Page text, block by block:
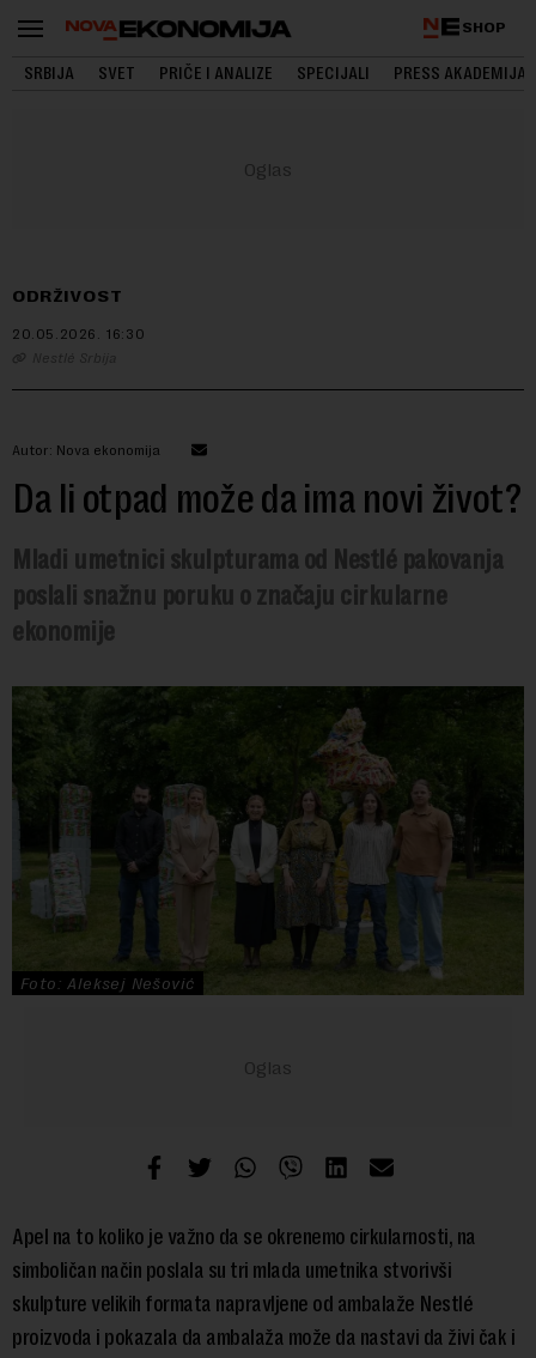
SHOP
SRBIJA SVET PRIČE I ANALIZE SPECIJALI PRESS AKADEMIJA
ODRŽIVOST
20.05.2026. 16:30
Nestlé Srbija
Autor: Nova ekonomija
Da li otpad može da ima novi život?
Mladi umetnici skulpturama od Nestlé pakovanja
poslali snažnu poruku o značaju cirkularne
ekonomije
Foto: Aleksej Nešović
Apel na to koliko je važno da se okrenemo cirkularnosti, na
simboličan način poslala su tri mlada umetnika stvorivši
skulpture velikih formata napravljene od ambalaže Nestlé
proizvoda i pokazala da ambalaža može da nastavi da živi čak i